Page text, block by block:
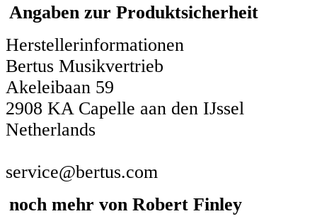
Angaben zur Produktsicherheit
Herstellerinformationen
Bertus Musikvertrieb
Akeleibaan 59
2908 KA Capelle aan den IJssel
Netherlands
service@bertus.com
noch mehr von Robert Finley